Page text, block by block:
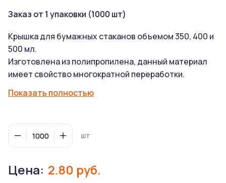
Заказ от 1 упаковки (1000 шт)
Крышка для бумажных стаканов объемом 350, 400 и
500 мл.
Изготовлена из полипропилена, данный материал
имеет свойство многократной переработки.
мусора, она не нанесет вреда природе.
вытечь из стаканчика, запачкать стол, руки, одежду.
Защищает от попадания уличной пыли и сора во
время ветра.
Показать полностью
шт
Цена: 2.80 руб.